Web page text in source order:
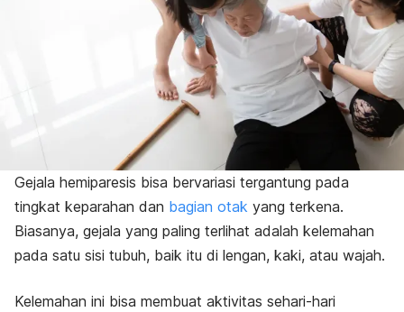
Gejala hemiparesis bisa bervariasi tergantung pada
tingkat keparahan dan bagian otak yang terkena.
Biasanya, gejala yang paling terlihat adalah kelemahan
pada satu sisi tubuh, baik itu di lengan, kaki, atau wajah.
Kelemahan ini bisa membuat aktivitas sehari-hari